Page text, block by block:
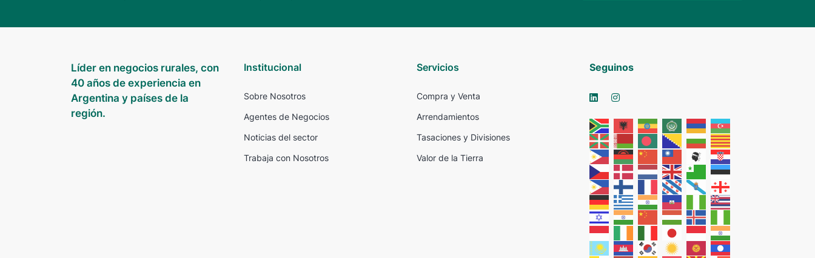
Líder en negocios rurales, con
40 años de experiencia en
Argentina y países de la
región.
Institucional
Sobre Nosotros
Agentes de Negocios
Noticias del sector
Trabaja con Nosotros
Servicios
Compra y Venta
Arrendamientos
Tasaciones y Divisiones
Valor de la Tierra
Seguinos